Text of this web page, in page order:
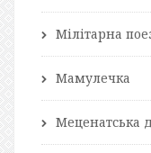
Мілітарна
Мамулечка
Меценатська